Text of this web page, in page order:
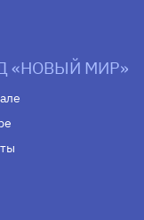
«НОВЫЙ МИР»